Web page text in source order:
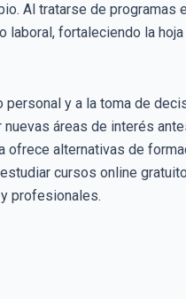
Al tratarse de
fortaleciendo la
y a la toma de
áreas de interés
alternativas de
cursos online
profesionales.